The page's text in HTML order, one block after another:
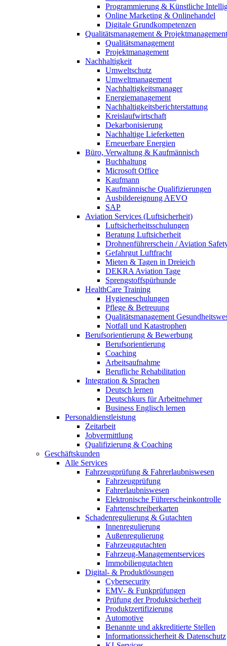
Programmierung & Künstliche
Online Marketing & Onlinehandel
Digitale Grundkompetenzen
Qualitätsmanagement & Projektmanagement
Qualitätsmanagement
Projektmanagement
Nachhaltigkeit
Umweltschutz
Umweltmanagement
Nachhaltigkeitsmanager
Energiemanagement
Nachhaltigkeitsberichterstattung
Kreislaufwirtschaft
Dekarbonisierung
Nachhaltige Lieferketten
Erneuerbare Energien
Büro, Verwaltung & Kaufmännisch
Buchhaltung
Microsoft Office
Kaufmann
Kaufmännische Qualifizierungen
Ausbildereignung AEVO
SAP
Aviation Services (Luftsicherheit)
Luftsicherheitsschulungen
Beratung Luftsicherheit
Drohnenführerschein / Aviation
Gefahrgut Luftfracht
Mieten & Tagen in Dreieich
DEKRA Aviation Tage
Sprengstoffspürhunde
HealthCare Training
Hygieneschulungen
Pflege & Betreuung
Qualitätsmanagement
Notfall und Katastrophen
Berufsorientierung & Bewerbung
Berufsorientierung
Coaching
Arbeitsaufnahme
Berufliche Rehabilitation
Integration & Sprachen
Deutsch lernen
Deutschkurs für Arbeitnehmer
Business Englisch lernen
Personaldienstleistung
Zeitarbeit
Jobvermittlung
Qualifizierung & Coaching
Geschäftskunden
Alle Services
Fahrzeugprüfung & Fahrerlaubniswesen
Fahrzeugprüfung
Fahrerlaubniswesen
Elektronische Führerscheinkontrolle
Fahrtenschreiberkarten
Schadenregulierung & Gutachten
Innenregulierung
Außenregulierung
Fahrzeuggutachten
Fahrzeug-Managementservices
Immobiliengutachten
Digital- & Produktlösungen
Cybersecurity
EMV- & Funkprüfungen
Prüfung der Produktsicherheit
Produktzertifizierung
Automotive
Benannte und akkreditierte Stellen
Informationssicherheit & Datenschutz